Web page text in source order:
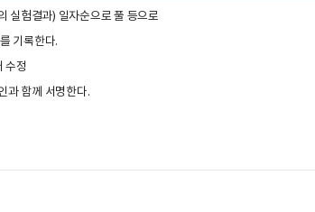
실험결과) 일자순으로 풀 등으로
기록한다.
수정
과 함께 서명한다.